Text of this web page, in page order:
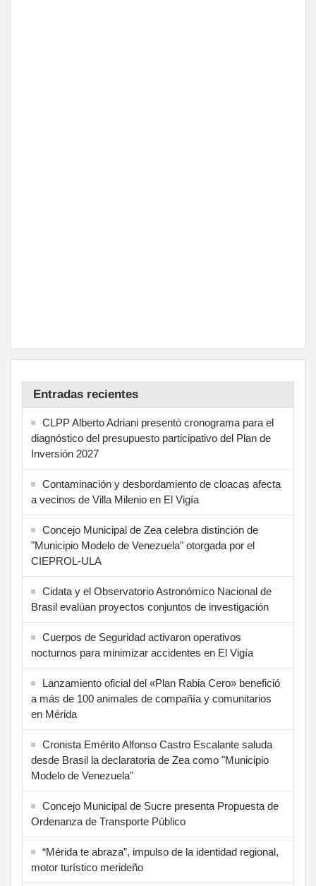
Entradas recientes
CLPP Alberto Adriani presentó cronograma para el
diagnóstico del presupuesto participativo del Plan de
Inversión 2027
Contaminación y desbordamiento de cloacas afecta
a vecinos de Villa Milenio en El Vigía
Concejo Municipal de Zea celebra distinción de
"Municipio Modelo de Venezuela" otorgada por el
CIEPROL-ULA
Cidata y el Observatorio Astronómico Nacional de
Brasil evalúan proyectos conjuntos de investigación
Cuerpos de Seguridad activaron operativos
nocturnos para minimizar accidentes en El Vigía
Lanzamiento oficial del «Plan Rabia Cero» benefició
a más de 100 animales de compañía y comunitarios
en Mérida
Cronista Emérito Alfonso Castro Escalante saluda
desde Brasil la declaratoria de Zea como "Municipio
Modelo de Venezuela"
Concejo Municipal de Sucre presenta Propuesta de
Ordenanza de Transporte Público
“Mérida te abraza”, impulso de la identidad regional,
motor turístico merideño